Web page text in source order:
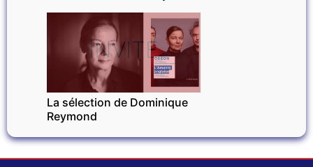
INVITÉ
La sélection de Dominique
Reymond